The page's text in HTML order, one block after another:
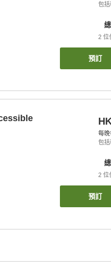
包括
2 位
預訂
每
包括
2 位
預訂